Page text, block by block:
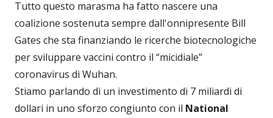
Tutto questo marasma ha fatto nascere una
coalizione sostenuta sempre dall'onnipresente Bill
Gates che sta finanziando le ricerche biotecnologiche
per sviluppare vaccini contro il “micidiale”
coronavirus di Wuhan.
Stiamo parlando di un investimento di 7 miliardi di
dollari in uno sforzo congiunto con il National